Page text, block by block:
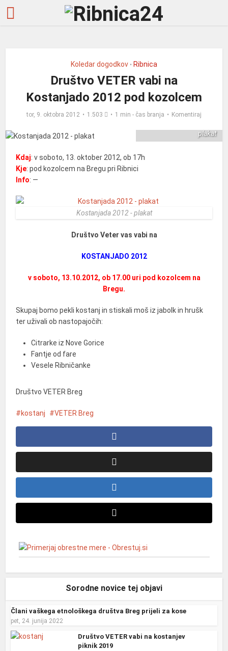
Koledar dogodkov • Ribnica
Društvo VETER vabi na
Kostanjado 2012 pod kozolcem
tor, 9. oktobra 2012 1.503 1 min - čas branja Komentiraj
plakat
Kdaj: v soboto, 13. oktober 2012, ob 17h
Kje: pod kozolcem na Bregu pri Ribnici
Info: —
Kostanjada 2012 - plakat
Društvo Veter vas vabi na
KOSTANJADO 2012
v soboto, 13.10.2012, ob 17.00 uri pod kozolcem na
Bregu.
Skupaj bomo pekli kostanj in stiskali moš iz jabolk in hrušk
ter uživali ob nastopajočih:
Citrarke iz Nove Gorice
Fantje od fare
Vesele Ribničanke
Društvo VETER Breg
kostanj VETER Breg
Sorodne novice tej objavi
Člani vaškega etnološkega društva Breg prijeli za kose
pet, 24. junija 2022
Društvo VETER vabi na kostanjev
piknik 2019